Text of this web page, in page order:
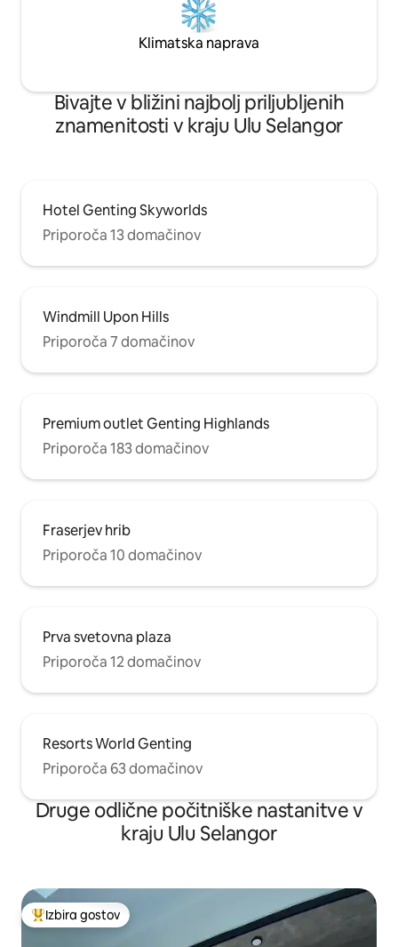
Klimatska naprava
Bivajte v bližini najbolj priljubljenih
znamenitosti v kraju Ulu Selangor
Hotel Genting Skyworlds
Priporoča 13 domačinov
Windmill Upon Hills
Priporoča 7 domačinov
Premium outlet Genting Highlands
Priporoča 183 domačinov
Fraserjev hrib
Priporoča 10 domačinov
Prva svetovna plaza
Priporoča 12 domačinov
Resorts World Genting
Priporoča 63 domačinov
Druge odlične počitniške nastanitve v
kraju Ulu Selangor
Najbolj priljubljena prenočišča z značko »Izbira gostov«
Izbira gostov